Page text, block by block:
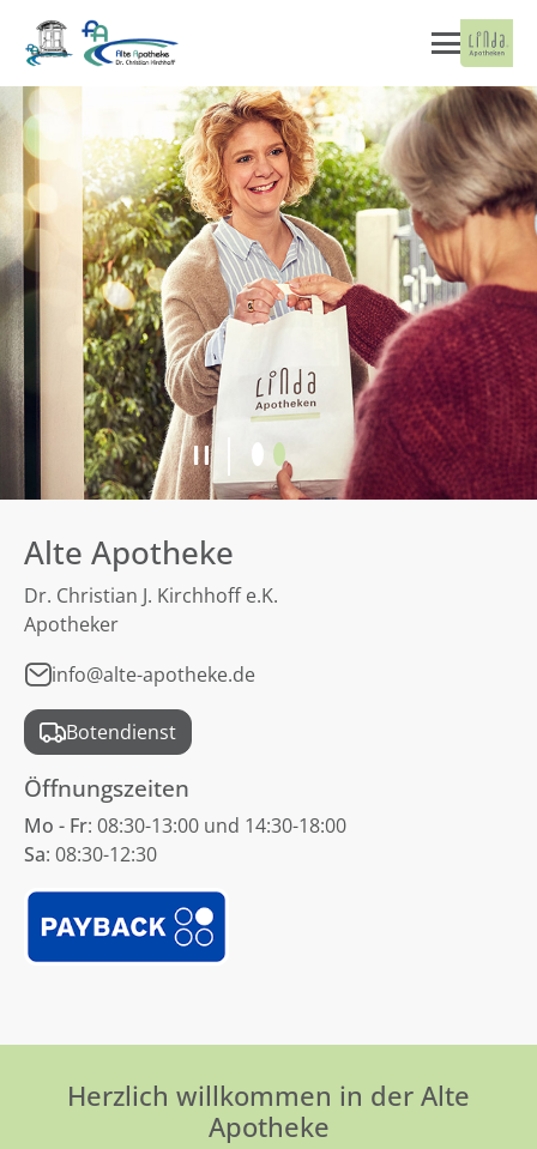
Alte Apotheke
Dr. Christian J. Kirchhoff e.K.
Apotheker
info@alte-apotheke.de
Botendienst
Öffnungszeiten
Mo - Fr: 08:30-13:00 und 14:30-18:00
Sa: 08:30-12:30
Herzlich willkommen in der Alte
Apotheke